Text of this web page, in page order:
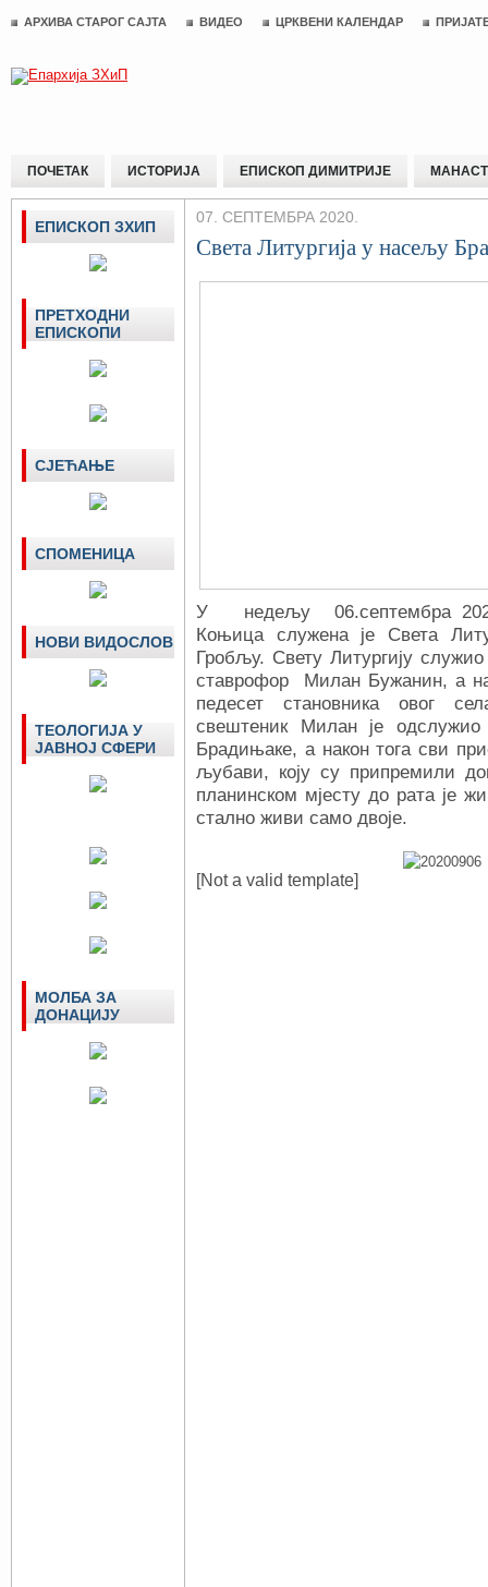
АРХИВА СТАРОГ САЈТА ВИДЕО ЦРКВЕНИ КАЛЕНДАР
ПОЧЕТАК ИСТОРИЈА ЕПИСКОП ДИМИТРИЈЕ
07. СЕПТЕМБРА 2020.
Света Литургија у насељу
У недељу 06.септембра
Коњица служена је Света
Гробљу. Свету Литургију служио
ставрофор Милан Бужанин, а на
педесет становника овог
свештеник Милан је одслужио
Брадињаке, а након тога сви
љубави, коју су припремили
планинском мјесту до рата је
стално живи само двоје.
[Not a valid template]
ЕПИСКОП ЗХИП
ПРЕТХОДНИ
ЕПИСКОПИ
СЈЕЋАЊЕ
СПОМЕНИЦА
НОВИ ВИДОСЛОВ
ТЕОЛОГИЈА У
ЈАВНОЈ СФЕРИ
МОЛБА ЗА
ДОНАЦИЈУ